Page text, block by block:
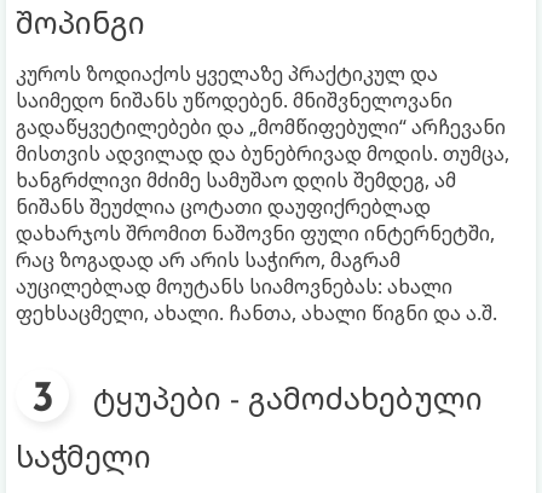
შოპინგი
კუროს ზოდიაქოს ყველაზე პრაქტიკულ და
საიმედო ნიშანს უწოდებენ. მნიშვნელოვანი
გადაწყვეტილებები და „მომწიფებული“ არჩევანი
მისთვის ადვილად და ბუნებრივად მოდის. თუმცა,
ხანგრძლივი მძიმე სამუშაო დღის შემდეგ, ამ
ნიშანს შეუძლია ცოტათი დაუფიქრებლად
დახარჯოს შრომით ნაშოვნი ფული ინტერნეტში,
რაც ზოგადად არ არის საჭირო, მაგრამ
აუცილებლად მოუტანს სიამოვნებას: ახალი
ფეხსაცმელი, ახალი. ჩანთა, ახალი წიგნი და ა.შ.
ტყუპები - გამოძახებული
საჭმელი